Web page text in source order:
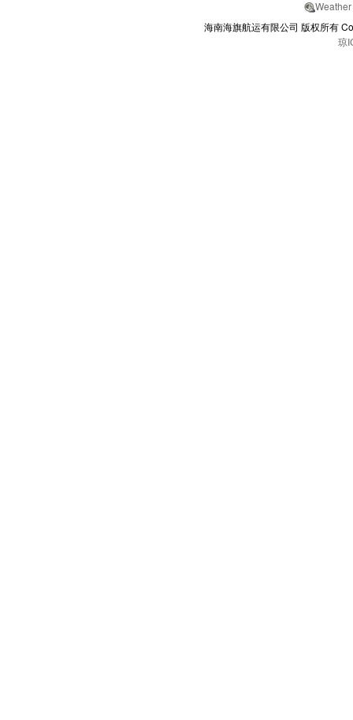
Weather
海南海旗航运有限公司 版权所有
琼